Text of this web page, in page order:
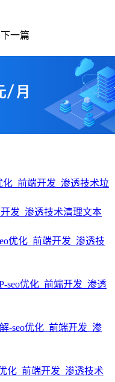
下一篇
垃
清理文本